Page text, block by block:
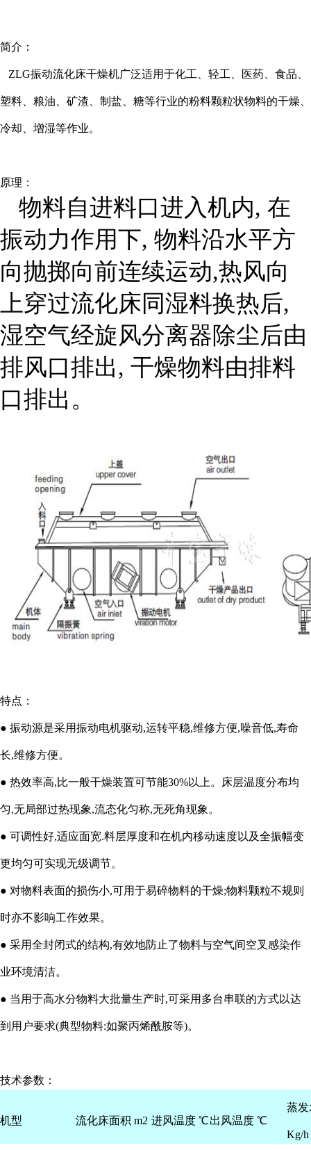
简介：
ZLG振动流化床干燥机广泛适用于化工、轻工、医药、食品、
塑料、粮油、矿渣、制盐、糖等行业的粉料颗粒状物料的干燥、
冷却、增湿等作业。
原理：
物料自进料口进入机内, 在
振动力作用下, 物料沿水平方
向抛掷向前连续运动,热风向
上穿过流化床同湿料换热后,
湿空气经旋风分离器除尘后由
排风口排出, 干燥物料由排料
口排出。
特点：
● 振动源是采用振动电机驱动,运转平稳,维修方便,噪音低,寿命
长,维修方便。
● 热效率高,比一般干燥装置可节能30%以上。床层温度分布均
匀,无局部过热现象,流态化匀称,无死角现象。
● 可调性好,适应面宽.料层厚度和在机内移动速度以及全振幅变
更均匀可实现无级调节。
● 对物料表面的损伤小,可用于易碎物料的干燥;物料颗粒不规则
时亦不影响工作效果。
● 采用全封闭式的结构,有效地防止了物料与空气间空叉感染作
业环境清洁。
● 当用于高水分物料大批量生产时,可采用多台串联的方式以达
到用户要求(典型物料:如聚丙烯酰胺等)。
技术参数：
机型 流化床面积 m2 进风温度 ℃出风温度 ℃
蒸
Kg/h